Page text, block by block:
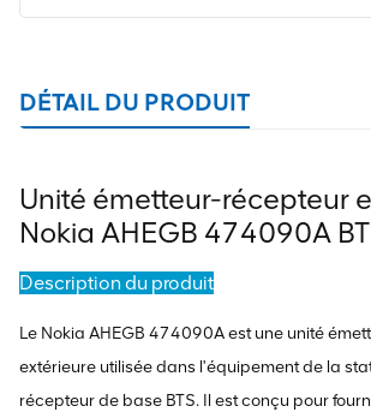
DÉTAIL DU PRODUIT
Unité émetteur-récepteur
Nokia AHEGB 474090A
Description du produit
Le Nokia AHEGB 474090A est une unité
extérieure utilisée dans l'équipement de la
récepteur de base BTS. Il est conçu pour